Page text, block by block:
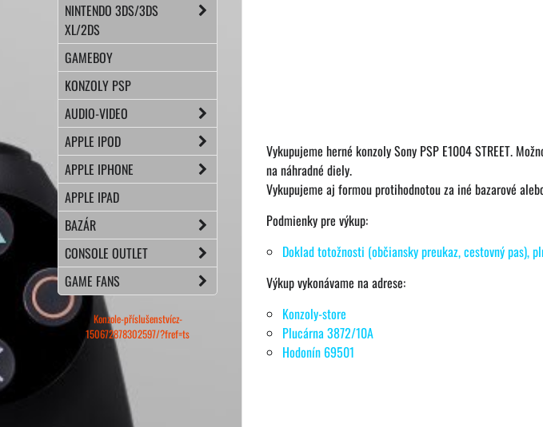
Vykupujeme herné konzoly Sony PSP E1004 STREET.
na náhradné diely.
Vykupujeme aj formou protihodnotou za iné bazarové
Podmienky pre výkup:
Doklad totožnosti (občiansky preukaz, cestovný pas),
Výkup vykonávame na adrese:
Konzoly-store
Plucárna 3872/10A
Hodonín 69501
NINTENDO 3DS/3DS
XL/2DS
GAMEBOY
KONZOLY PSP
AUDIO-VIDEO
APPLE IPOD
APPLE IPHONE
APPLE IPAD
BAZÁR
CONSOLE OUTLET
GAME FANS
Konzole-příslušenstvícz-
150672878302597/?fref=ts